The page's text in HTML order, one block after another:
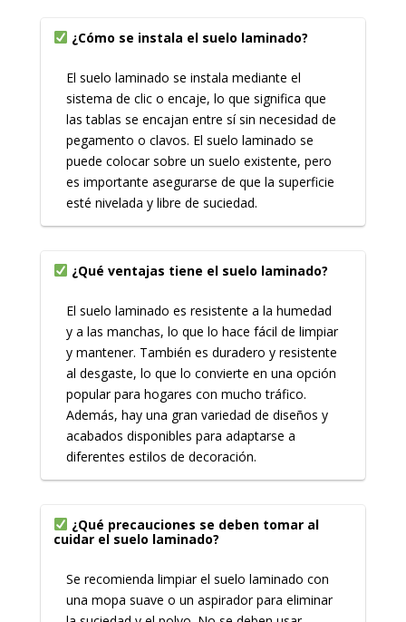
¿Cómo se instala el suelo laminado?
El suelo laminado se instala mediante el
sistema de clic o encaje, lo que significa que
las tablas se encajan entre sí sin necesidad de
pegamento o clavos. El suelo laminado se
puede colocar sobre un suelo existente, pero
es importante asegurarse de que la superficie
esté nivelada y libre de suciedad.
¿Qué ventajas tiene el suelo laminado?
El suelo laminado es resistente a la humedad
y a las manchas, lo que lo hace fácil de limpiar
y mantener. También es duradero y resistente
al desgaste, lo que lo convierte en una opción
popular para hogares con mucho tráfico.
Además, hay una gran variedad de diseños y
acabados disponibles para adaptarse a
diferentes estilos de decoración.
¿Qué precauciones se deben tomar al
cuidar el suelo laminado?
Se recomienda limpiar el suelo laminado con
una mopa suave o un aspirador para eliminar